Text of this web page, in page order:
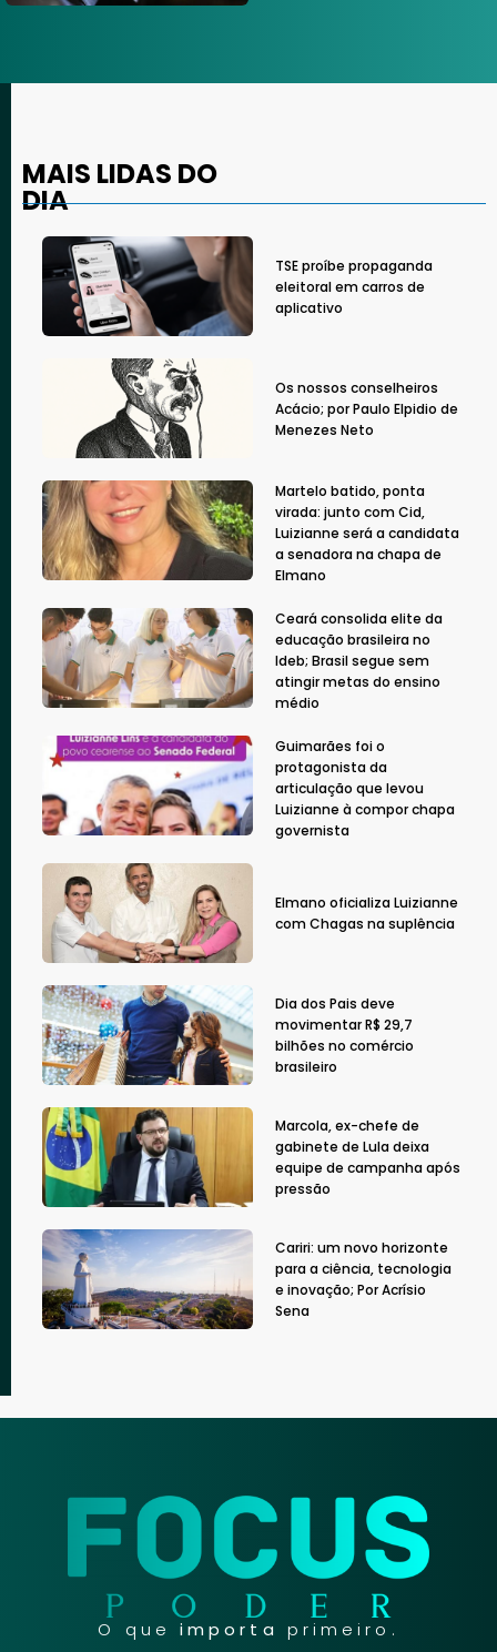
MAIS LIDAS DO
DIA
TSE proíbe propaganda
eleitoral em carros de
aplicativo
Os nossos conselheiros
Acácio; por Paulo Elpidio de
Menezes Neto
Martelo batido, ponta
virada: junto com Cid,
Luizianne será a candidata
a senadora na chapa de
Elmano
Ceará consolida elite da
educação brasileira no
Ideb; Brasil segue sem
atingir metas do ensino
médio
Guimarães foi o
protagonista da
articulação que levou
Luizianne à compor chapa
governista
Elmano oficializa Luizianne
com Chagas na suplência
Dia dos Pais deve
movimentar R$ 29,7
bilhões no comércio
brasileiro
Marcola, ex-chefe de
gabinete de Lula deixa
equipe de campanha após
pressão
Cariri: um novo horizonte
para a ciência, tecnologia
e inovação; Por Acrísio
Sena
O que importa primeiro.